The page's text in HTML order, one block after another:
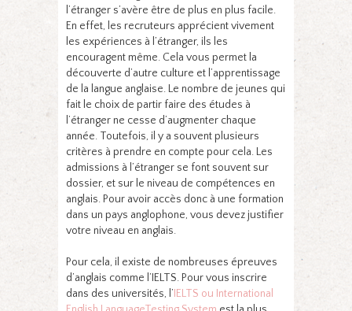
l’étranger s’avère être de plus en plus facile.
En effet, les recruteurs apprécient vivement
les expériences à l’étranger, ils les
encouragent même. Cela vous permet la
découverte d’autre culture et l’apprentissage
de la langue anglaise. Le nombre de jeunes qui
fait le choix de partir faire des études à
l’étranger ne cesse d’augmenter chaque
année. Toutefois, il y a souvent plusieurs
critères à prendre en compte pour cela. Les
admissions à l’étranger se font souvent sur
dossier, et sur le niveau de compétences en
anglais. Pour avoir accès donc à une formation
dans un pays anglophone, vous devez justifier
votre niveau en anglais.
Pour cela, il existe de nombreuses épreuves
d’anglais comme l’IELTS. Pour vous inscrire
dans des universités, l’IELTS ou International